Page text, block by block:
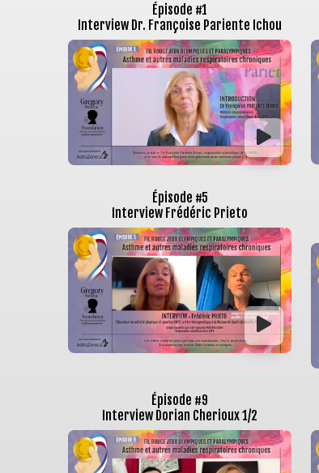
Épisode #1
Interview Dr. Françoise Pariente Ichou
Épisode #5
Interview Frédéric Prieto
Épisode #9
Interview Dorian Cherioux 1/2